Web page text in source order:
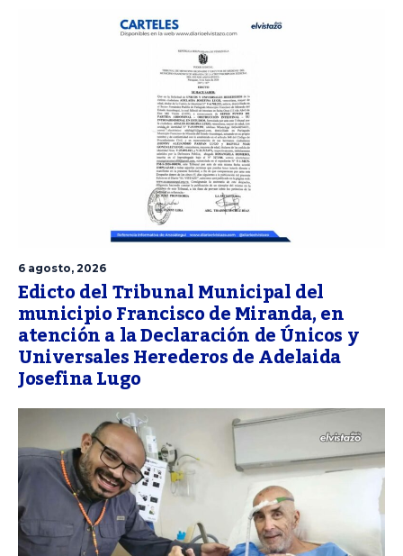
6 agosto, 2026
Edicto del Tribunal Municipal del
municipio Francisco de Miranda, en
atención a la Declaración de Únicos y
Universales Herederos de Adelaida
Josefina Lugo